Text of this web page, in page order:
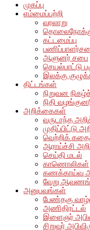
முகப்பு
எம்மைப்பற்றி
வரலாறு
தொலைநோக்கு
கட்டமைப்பு
ஆளுனர் சபை
செயல்பாட்டு
இலக்கு
திட்டங்கள்
நிறுவன
நிதி
அறிக்கைகள்
வருடாந்த
முதிப்பிட்டு
வெற்றிக்
ஆராய்ச்சி
செய்தி மடல்
காணொலிகள்
கணக்காய்வு
வேறு
அனுபவங்கள்
பேண்தகு
அணிதிரட்டல்
இளைஞர்
சிறுவர்